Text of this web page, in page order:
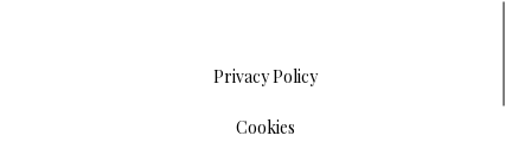
Privacy Policy
Cookies